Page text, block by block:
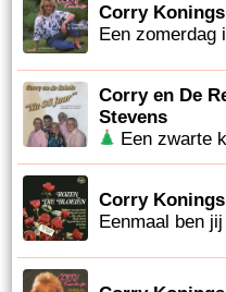
Corry Konings
Een zomerdag
Corry en De
Stevens
Een zwarte
Corry Konings
Eenmaal ben jij